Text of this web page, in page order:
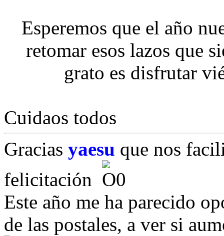
Esperemos que el año
retomar esos lazos que
grato es disfrutar
Cuidaos todos
Gracias yaesu que nos
felicitación
Este año me ha parecido
de las postales, a ver si